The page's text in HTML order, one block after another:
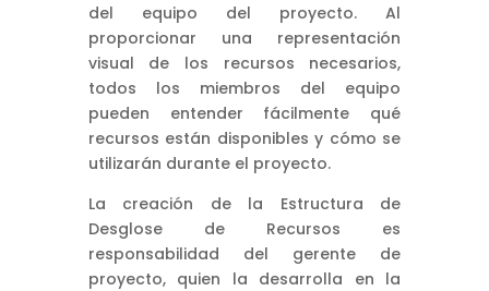
del equipo del proyecto. Al
proporcionar una representación
visual de los recursos necesarios,
todos los miembros del equipo
pueden entender fácilmente qué
recursos están disponibles y cómo se
utilizarán durante el proyecto.
La creación de la Estructura de
Desglose de Recursos es
responsabilidad del gerente de
proyecto, quien la desarrolla en la